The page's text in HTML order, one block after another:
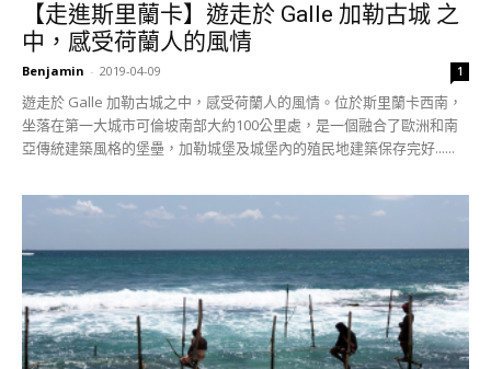
【走進斯里蘭卡】遊走於 Galle 加勒古城 之
中，感受荷蘭人的風情
Benjamin - 2019-04-09 1
遊走於 Galle 加勒古城之中，感受荷蘭人的風情。位於斯里蘭卡西南，
坐落在第一大城市可倫坡南部大約100公里處，是一個融合了歐洲和南
亞傳統建築風格的堡壘，加勒城堡及城堡內的殖民地建築保存完好......